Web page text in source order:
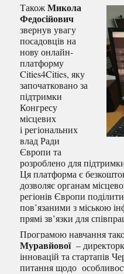
ТакожМикола
Федосійович
звернув увагу
посадовців на
нову онлайн-
платформу
Cities4Cities, яку
започатковано за
підтримки
Конгресу
місцевих
і регіональних
влад Ради
Європи та
розроблено для
Ця платформа є
дозволяє органам
регіонів Європи
пов’язаними з міською
прямі зв’язки для
Програмою навчання
Муравйової–
інновацій та стартапів
питання щодо